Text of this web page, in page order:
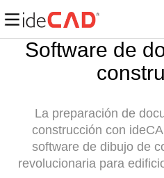
Software de
La preparación de
construcción con
software de dibujo de
revolucionaria para